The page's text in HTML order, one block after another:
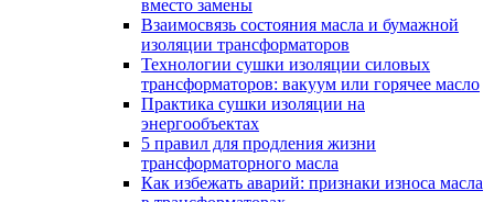
вместо замены
Взаимосвязь состояния масла и бумажной
изоляции трансформаторов
Технологии сушки изоляции силовых
трансформаторов: вакуум или горячее масло
Практика сушки изоляции на
энергообъектах
5 правил для продления жизни
трансформаторного масла
Как избежать аварий: признаки износа масла